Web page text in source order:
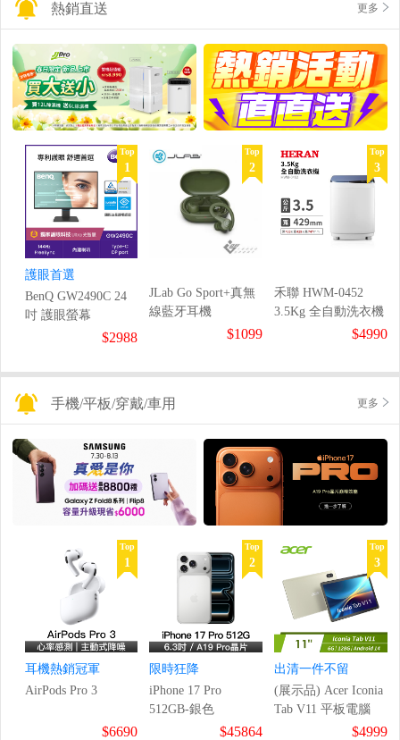
熱銷直送 更多
Top
1
護眼首選
BenQ GW2490C 24
吋 護眼螢幕
$2988
Top
2
JLab Go Sport+真無
線藍牙耳機
$1099
Top
3
禾聯 HWM-0452
3.5Kg 全自動洗衣機
$4990
手機/平板/穿戴/車用 更多
Top
1
耳機熱銷冠軍
AirPods Pro 3
$6690
Top
2
限時狂降
iPhone 17 Pro
512GB-銀色
$45864
Top
3
出清一件不留
(展示品) Acer Iconia
Tab V11 平板電腦
$4999